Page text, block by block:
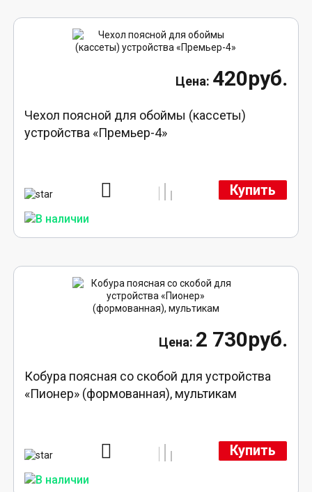
420руб.
Чехол поясной для обоймы (кассеты)
устройства «Премьер-4»
Купить
2 730руб.
Кобура поясная со скобой для устройства
«Пионер» (формованная), мультикам
Купить